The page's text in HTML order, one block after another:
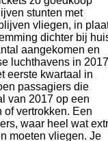
stunten met
vliegen, in
dichter bij
aangekomen en
luchthavens in 2017
eerste kwartaal in
passagiers die
van 2017 op een
vertrokken. Een
waar heel wat
moeten vliegen. Je